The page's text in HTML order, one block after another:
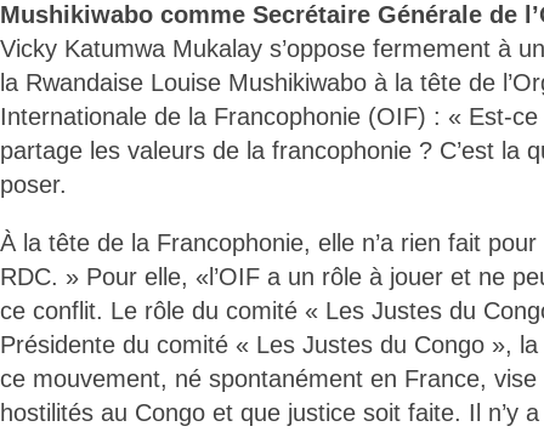
Mushikiwabo comme Secrétaire Générale de
Vicky Katumwa Mukalay s’oppose fermement à
la Rwandaise Louise Mushikiwabo à la tête de
Internationale de la Francophonie (OIF) : « Est-
partage les valeurs de la francophonie ? C’est la
poser.
À la tête de la Francophonie, elle n’a rien fait
RDC. » Pour elle, «l’OIF a un rôle à jouer et ne
ce conflit. Le rôle du comité « Les Justes du
Présidente du comité « Les Justes du Congo »,
ce mouvement, né spontanément en France,
hostilités au Congo et que justice soit faite. Il n’y